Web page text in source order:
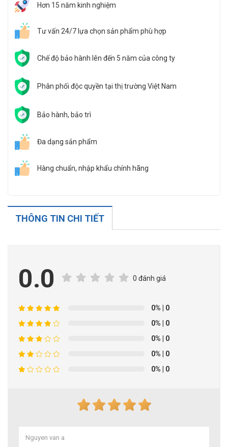
Hơn 15 năm kinh nghiệm
Tư vấn 24/7 lựa chọn sản phẩm phù hợp
Chế độ bảo hành lên đến 5 năm của công ty
Phân phối độc quyền tại thị trường Việt Nam
Bảo hành, bảo trì
Đa dạng sản phẩm
Hàng chuẩn, nhập khẩu chính hãng
THÔNG TIN CHI TIẾT
0.0 0 đánh giá
0% | 0
0% | 0
0% | 0
0% | 0
0% | 0